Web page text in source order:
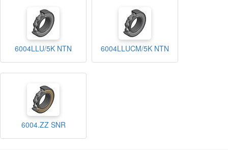
6004LLU/5K NTN 6004LLUCM/5K NTN
6004.ZZ SNR